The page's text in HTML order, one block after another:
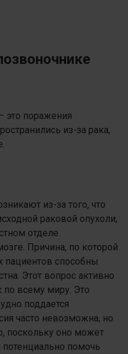
это поражения
из-за рака,
из-за того, что
раковой опухоли,
отделе
Причина, по которой
пациентов способны
Этот вопрос активно
по всему миру. Это
поддается
часто невозможна, но
поскольку оно может
помочь